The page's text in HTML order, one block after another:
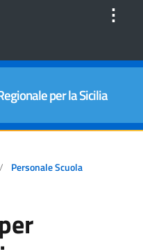
⋮
per la Sicilia
Personale Scuola